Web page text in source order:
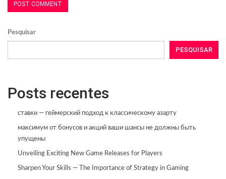
Pesquisar
PESQUISAR
Posts recentes
ставки — геймерский подход к классическому азарту
максимум от бонусов и акций ваши шансы не должны быть
упущены
Unveiling Exciting New Game Releases for Players
Sharpen Your Skills — The Importance of Strategy in Gaming